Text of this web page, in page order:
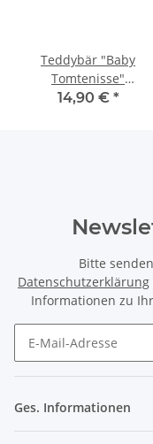
Teddybär "Baby
Tomtenisse"
Weihnachtsmütze von
14,90 € *
Bitte
Datenschutzerklärung
Informationen zu
Ges. Informationen